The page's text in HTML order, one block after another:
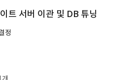
트 서버 이관 및 DB 튜닝
정